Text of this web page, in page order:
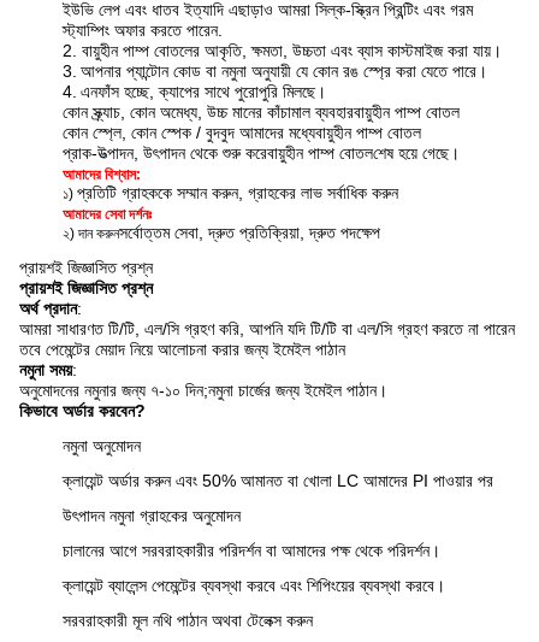
ইউভি লেপ এবং ধাতব ইত্যাদি এছাড়াও আমরা সিল্ক-স্ক্রিন প্রিন্টিং এবং গরম
স্ট্যাম্পিং অফার করতে পারেন.
2. বায়ুহীন পাম্প বোতলের আকৃতি, ক্ষমতা, উচ্চতা এবং ব্যাস কাস্টমাইজ করা যায়।
3. আপনার প্যান্টোন কোড বা নমুনা অনুযায়ী যে কোন রঙ স্প্রে করা যেতে পারে।
4. এনফাঁস হচ্ছে, ক্যাপের সাথে পুরোপুরি মিলছে।
কোন স্ক্র্যাচ, কোন অমেধ্য, উচ্চ মানের কাঁচামাল ব্যবহারবায়ুহীন পাম্প বোতল
কোন স্প্লে, কোন স্পেক / বুদবুদ আমাদের মধ্যেবায়ুহীন পাম্প বোতল
প্রাক-উত্পাদন, উৎপাদন থেকে শুরু করেবায়ুহীন পাম্প বোতলশেষ হয়ে গেছে।
আমাদের বিশ্বাস:
১) প্রতিটি গ্রাহককে সম্মান করুন, গ্রাহকের লাভ সর্বাধিক করুন
আমাদের সেবা দর্শনঃ
২) দান করুনসর্বোত্তম সেবা, দ্রুত প্রতিক্রিয়া, দ্রুত পদক্ষেপ
প্রায়শই জিজ্ঞাসিত প্রশ্ন
প্রায়শই জিজ্ঞাসিত প্রশ্ন
অর্থ প্রদান:
আমরা সাধারণত টি/টি, এল/সি গ্রহণ করি, আপনি যদি টি/টি বা এল/সি গ্রহণ করতে না পারেন
তবে পেমেন্টের মেয়াদ নিয়ে আলোচনা করার জন্য ইমেইল পাঠান
নমুনা সময়:
অনুমোদনের নমুনার জন্য ৭-১০ দিন;নমুনা চার্জের জন্য ইমেইল পাঠান।
কিভাবে অর্ডার করবেন?
নমুনা অনুমোদন
ক্লায়েন্ট অর্ডার করুন এবং 50% আমানত বা খোলা LC আমাদের PI পাওয়ার পর
উৎপাদন নমুনা গ্রাহকের অনুমোদন
চালানের আগে সরবরাহকারীর পরিদর্শন বা আমাদের পক্ষ থেকে পরিদর্শন।
ক্লায়েন্ট ব্যালেন্স পেমেন্টের ব্যবস্থা করবে এবং শিপিংয়ের ব্যবস্থা করবে।
সরবরাহকারী মূল নথি পাঠান অথবা টেলেক্স করুন